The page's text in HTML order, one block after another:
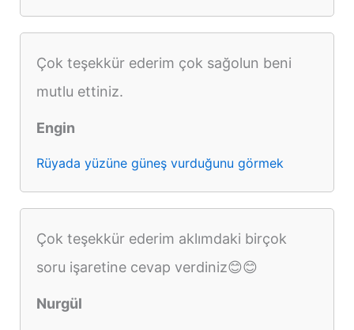
Çok teşekkür ederim çok sağolun beni
mutlu ettiniz.
Engin
Rüyada yüzüne güneş vurduğunu görmek
Çok teşekkür ederim aklımdaki birçok
soru işaretine cevap verdiniz😊😊
Nurgül